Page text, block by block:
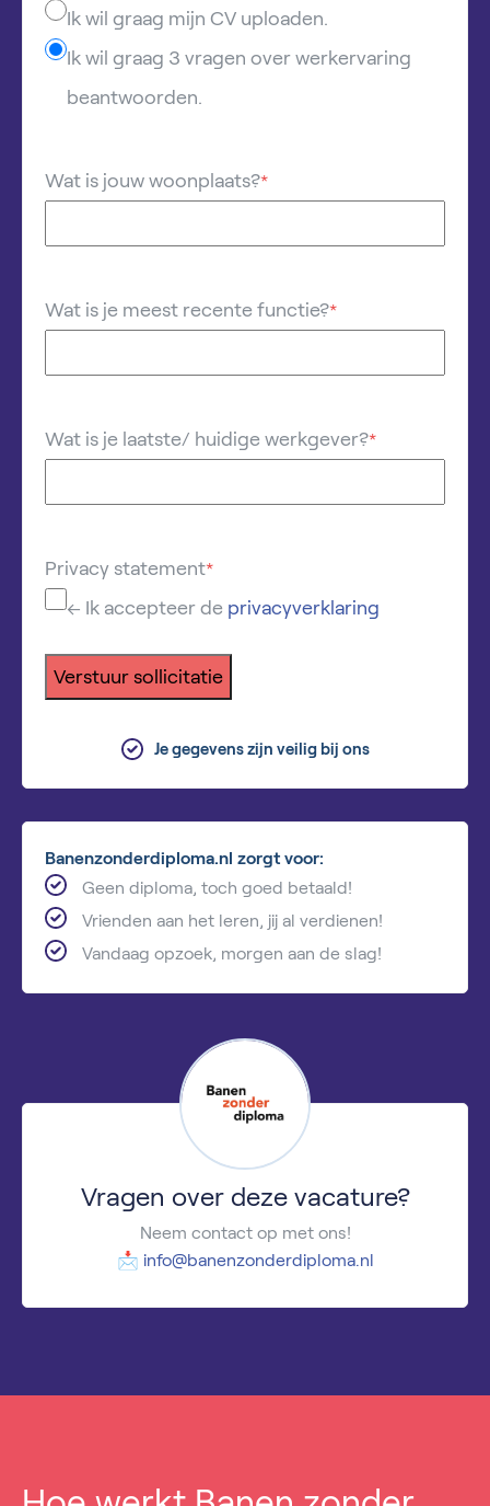
Ik wil graag mijn CV uploaden.
Ik wil graag 3 vragen over werkervaring
beantwoorden.
Wat is jouw woonplaats?*
Wat is je meest recente functie?*
Wat is je laatste/ huidige werkgever?*
Privacy statement*
← Ik accepteer de privacyverklaring
Verstuur sollicitatie
Je gegevens zijn veilig bij ons
Banenzonderdiploma.nl zorgt voor:
Geen diploma, toch goed betaald!
Vrienden aan het leren, jij al verdienen!
Vandaag opzoek, morgen aan de slag!
Vragen over deze vacature?
Neem contact op met ons!
📩 info@banenzonderdiploma.nl